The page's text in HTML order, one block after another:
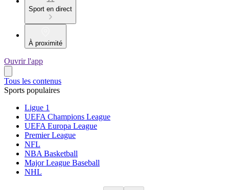
Sport en direct
À proximité
Ouvrir l'app
Tous les contenus
Sports populaires
Ligue 1
UEFA Champions League
UEFA Europa League
Premier League
NFL
NBA Basketball
Major League Baseball
NHL